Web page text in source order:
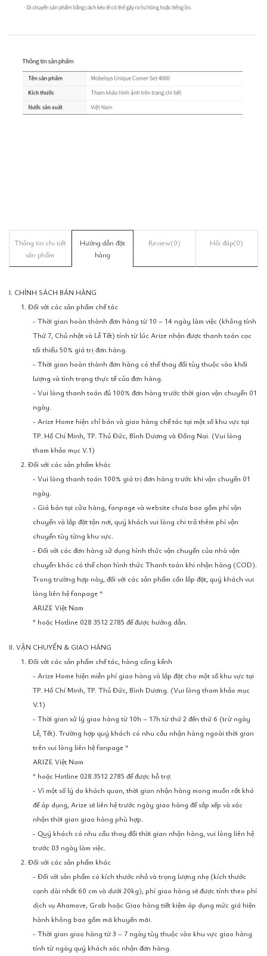
Thông tin chi tiết
sản phẩm
Hướng dẫn đặt
hàng
Review(0) Hỏi đáp(0)
I. CHÍNH SÁCH BÁN HÀNG
1. Đối với các sản phẩm chế tác
- Thời gian hoàn thành đơn hàng từ 10 – 14 ngày làm việc (không tính
Thứ 7, Chủ nhật và Lễ Tết) tính từ lúc Arize nhận được thanh toán cọc
tối thiểu 50% giá trị đơn hàng.
- Thời gian hoàn thành đơn hàng có thể thay đổi tùy thuộc vào khối
lượng và tình trạng thực tế của đơn hàng.
- Vui lòng thanh toán đủ 100% đơn hàng trước thời gian vận chuyển 01
ngày.
- Arize Home hiện chỉ bán và giao hàng chế tác tại một số khu vực tại
TP. Hồ Chí Minh, TP. Thủ Đức, Bình Dương và Đồng Nai. (Vui lòng
tham khảo mục V.1)
2. Đối với các sản phẩm khác
- Vui lòng thanh toán 100% giá trị đơn hàng trước khi vận chuyển 01
ngày.
- Giá bán tại cửa hàng, fanpage và website chưa bao gồm phí vận
chuyển và lắp đặt tận nơi, quý khách vui lòng chi trả thêm phí vận
chuyển tùy từng khu vực.
- Đối với các đơn hàng sử dụng hình thức vận chuyển của nhà vận
chuyển khác có thể chọn hình thức Thanh toán khi nhận hàng (COD).
Trong trường hợp này, đối với các sản phẩm cần lắp đặt, quý khách vui
lòng liên hệ fanpage “
ARIZE Việt Nam
” hoặc Hotline 028 3512 2785 để được hướng dẫn.
II. VẬN CHUYỂN & GIAO HÀNG
1. Đối với các sản phẩm chế tác, hàng cồng kềnh
- Arize Home hiện miễn phí giao hàng và lắp đặt cho một số khu vực tại
TP. Hồ Chí Minh, TP. Thủ Đức, Bình Dương. (Vui lòng tham khảo mục
V.1)
- Thời gian xử lý giao hàng từ 10h – 17h từ thứ 2 đến thứ 6 (trừ ngày
Lễ, Tết). Trường hợp quý khách có nhu cầu nhận hàng ngoài thời gian
trên vui lòng liên hệ fanpage “
ARIZE Việt Nam
” hoặc Hotline 028 3512 2785 để được hỗ trợ.
- Vì một số lý do khách quan, thời gian nhận hàng mong muốn rất khó
để áp dụng, Arize sẽ liên hệ trước ngày giao hàng để sắp xếp và xác
nhận thời gian giao hàng phù hợp.
- Quý khách có nhu cầu thay đổi thời gian nhận hàng, vui lòng liên hệ
trước 03 ngày làm việc.
2. Đối với các sản phẩm khác
- Đối với sản phẩm có kích thước nhỏ và trọng lượng nhẹ (kích thước
cạnh dài nhất 60 cm và dưới 20kg), phí giao hàng sẽ được tính theo phí
dịch vụ Ahamove, Grab hoặc Giao hàng tiết kiệm áp dụng mức giá hiện
hành không bao gồm mã khuyến mãi.
- Thời gian giao hàng từ 3 – 7 ngày tùy thuộc vào khu vực giao hàng
tính từ ngày quý khách xác nhận đơn hàng.